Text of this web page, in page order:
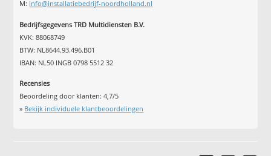
M: info@installatiebedrijf-noordholland.nl
Bedrijfsgegevens TRD Multidiensten B.V.
KVK: 88068749
BTW: NL8644.93.496.B01
IBAN: NL50 INGB 0798 5512 32
Recensies
Beoordeling door klanten:4,7/5
» Bekijk individuele klantbeoordelingen